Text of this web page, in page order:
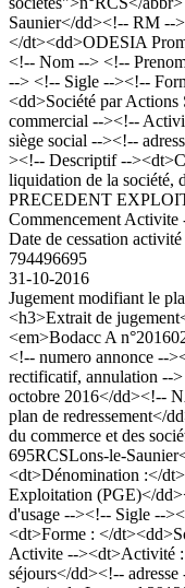
Saunier</dd><!-- RM --
</dt><dd>ODESIA
<!-- Nom --> <!--
--> <!-- Sigle --><!--
<dd>Société par
commercial --><!--
siège social --><!--
><!-- Descriptif --
liquidation de la société,
PRECEDENT
Commencement
Date de cessation
794496695
31-10-2016
Jugement modifiant le
<h3>Extrait de
<em>Bodacc A
<!-- numero annonce --
rectificatif, annulation --
octobre 2016</dd><!--
plan de redressement</
du commerce et des
695RCSLons-le-
<dt>Dénomination :</
Exploitation (PGE)</
d'usage --><!-- Sigle --
<dt>Forme : </
Activite --><dt>Activité
séjours</dd><!--